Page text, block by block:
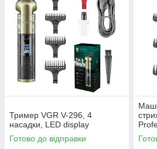
Тример VGR V-296, 4
насадки, LED display
Готово до відправки